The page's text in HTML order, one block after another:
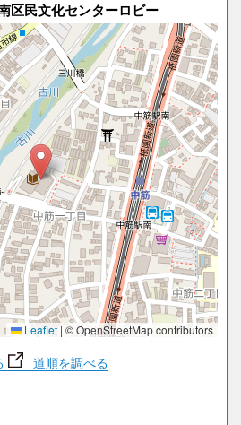
区民文化センターロビー
Leaflet | © OpenStreetMap contributors
道順を調べる